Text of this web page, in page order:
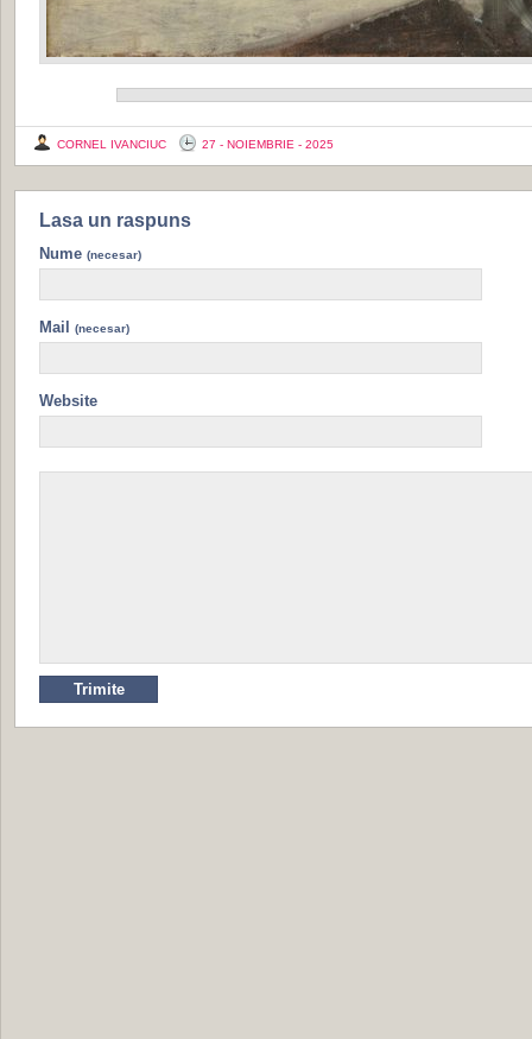
CORNEL IVANCIUC 27 - NOIEMBRIE - 2025
Lasa un raspuns
Nume (necesar)
Mail (necesar)
Website